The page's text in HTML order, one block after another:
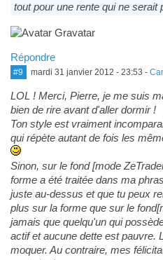
tout pour une rente qui ne serait
Répondre
#9 mardi 31 janvier 2012 - 23:53 -
LOL ! Merci, Pierre, je me suis
bien de rire avant d'aller dormir !
Ton style est vraiment
qui répète autant de fois les
Sinon, sur le fond [mode
forme a été traitée dans ma
juste au-dessus et que tu peux
plus sur la forme que sur le
jamais que quelqu'un qui
actif et aucune dette est pauvre.
moquer. Au contraire, mes